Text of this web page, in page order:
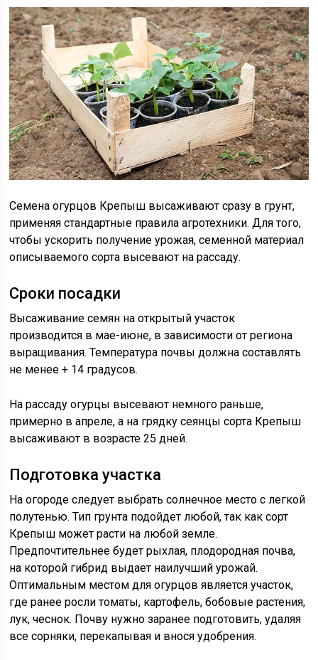
Семена огурцов Крепыш высаживают сразу в грунт,
применяя стандартные правила агротехники. Для того,
чтобы ускорить получение урожая, семенной материал
описываемого сорта высевают на рассаду.
Сроки посадки
Высаживание семян на открытый участок
производится в мае-июне, в зависимости от региона
выращивания. Температура почвы должна составлять
не менее + 14 градусов.
На рассаду огурцы высевают немного раньше,
примерно в апреле, а на грядку сеянцы сорта Крепыш
высаживают в возрасте 25 дней.
Подготовка участка
На огороде следует выбрать солнечное место с легкой
полутенью. Тип грунта подойдет любой, так как сорт
Крепыш может расти на любой земле.
Предпочтительнее будет рыхлая, плодородная почва,
на которой гибрид выдает наилучший урожай.
Оптимальным местом для огурцов является участок,
где ранее росли томаты, картофель, бобовые растения,
лук, чеснок. Почву нужно заранее подготовить, удаляя
все сорняки, перекапывая и внося удобрения.